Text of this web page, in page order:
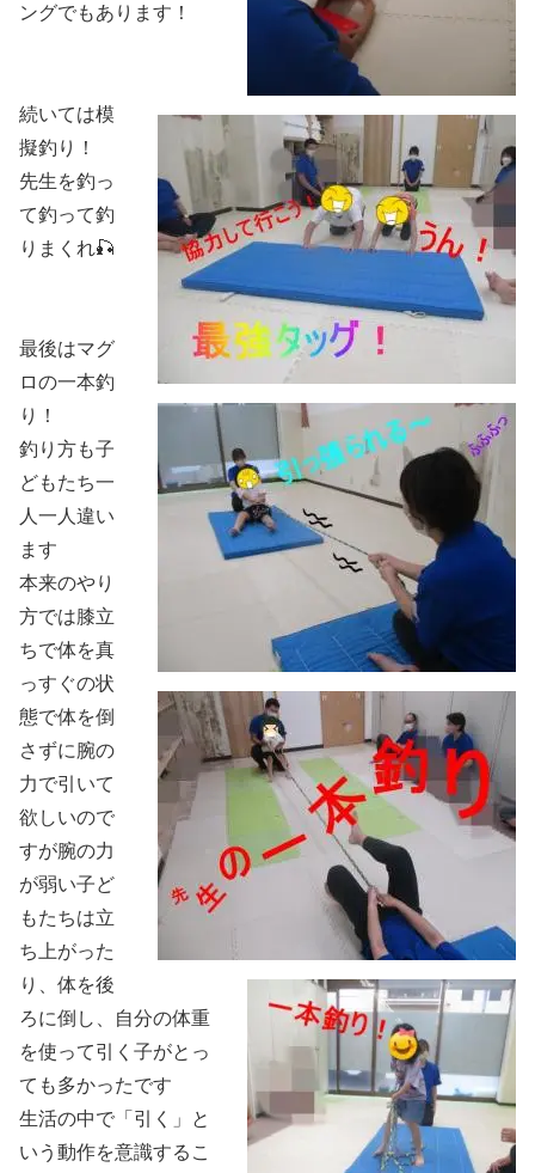
ングでもあります！
続いては模
擬釣り！
先生を釣っ
て釣って釣
りまくれ🎣
最後はマグ
ロの一本釣
り！
釣り方も子
どもたち一
人一人違い
ます
本来のやり
方では膝立
ちで体を真
っすぐの状
態で体を倒
さずに腕の
力で引いて
欲しいので
すが腕の力
が弱い子ど
もたちは立
ち上がった
り、体を後
ろに倒し、自分の体重
を使って引く子がとっ
ても多かったです
生活の中で「引く」と
いう動作を意識するこ